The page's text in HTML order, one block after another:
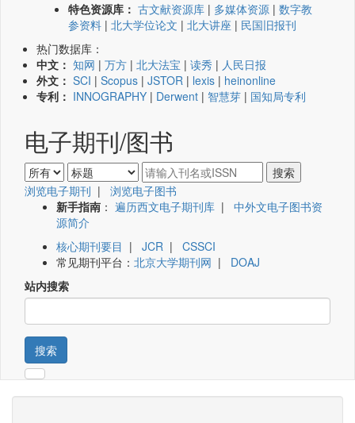
特色资源库： 古文献资源库 | 多媒体资源 | 数字教
参资料 | 北大学位论文 | 北大讲座 | 民国旧报刊
热门数据库：
中文： 知网 | 万方 | 北大法宝 | 读秀 | 人民日报
外文： SCI | Scopus | JSTOR | lexis | heinonline
专利： INNOGRAPHY | Derwent | 智慧芽 | 国知局专利
电子期刊/图书
浏览电子期刊 | 浏览电子图书
新手指南 ： 遍历西文电子期刊库 | 中外文电子图书资
源简介
核心期刊要目 | JCR | CSSCI
常见期刊平台： 北京大学期刊网 | DOAJ
站内搜索
搜索